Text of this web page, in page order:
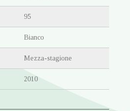
95
Bianco
Mezza-stagione
2010